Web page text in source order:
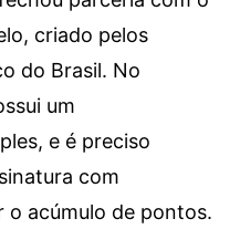
criado pelos
do Brasil. No
um
e é preciso
com
o acúmulo de pontos.